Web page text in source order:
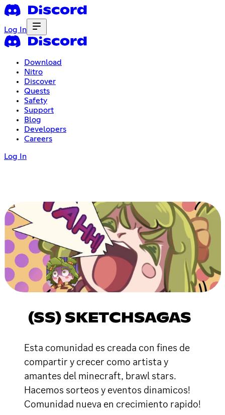
Log In
Download
Nitro
Discover
Quests
Safety
Support
Blog
Developers
Careers
Log In
(SS) SKETCHSAGAS
Esta comunidad es creada con fines de
compartir y crecer como artista y
amantes del minecraft, brawl stars.
Hacemos sorteos y eventos dinamicos!
Comunidad nueva en crecimiento rapido!